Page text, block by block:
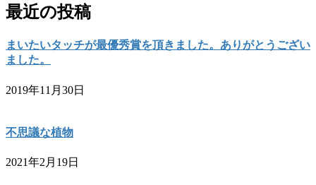
最近の投稿
まいたいタッチが最優秀賞を頂きました。ありがとうござい
ました。
2019年11月30日
不思議な植物
2021年2月19日